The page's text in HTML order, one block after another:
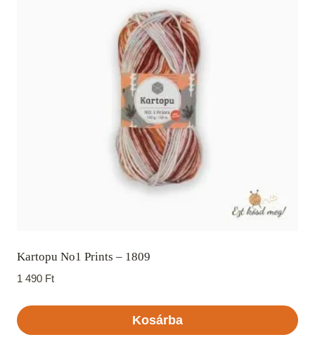
Kartopu No1 Prints – 1809
1 490 Ft
Kosárba